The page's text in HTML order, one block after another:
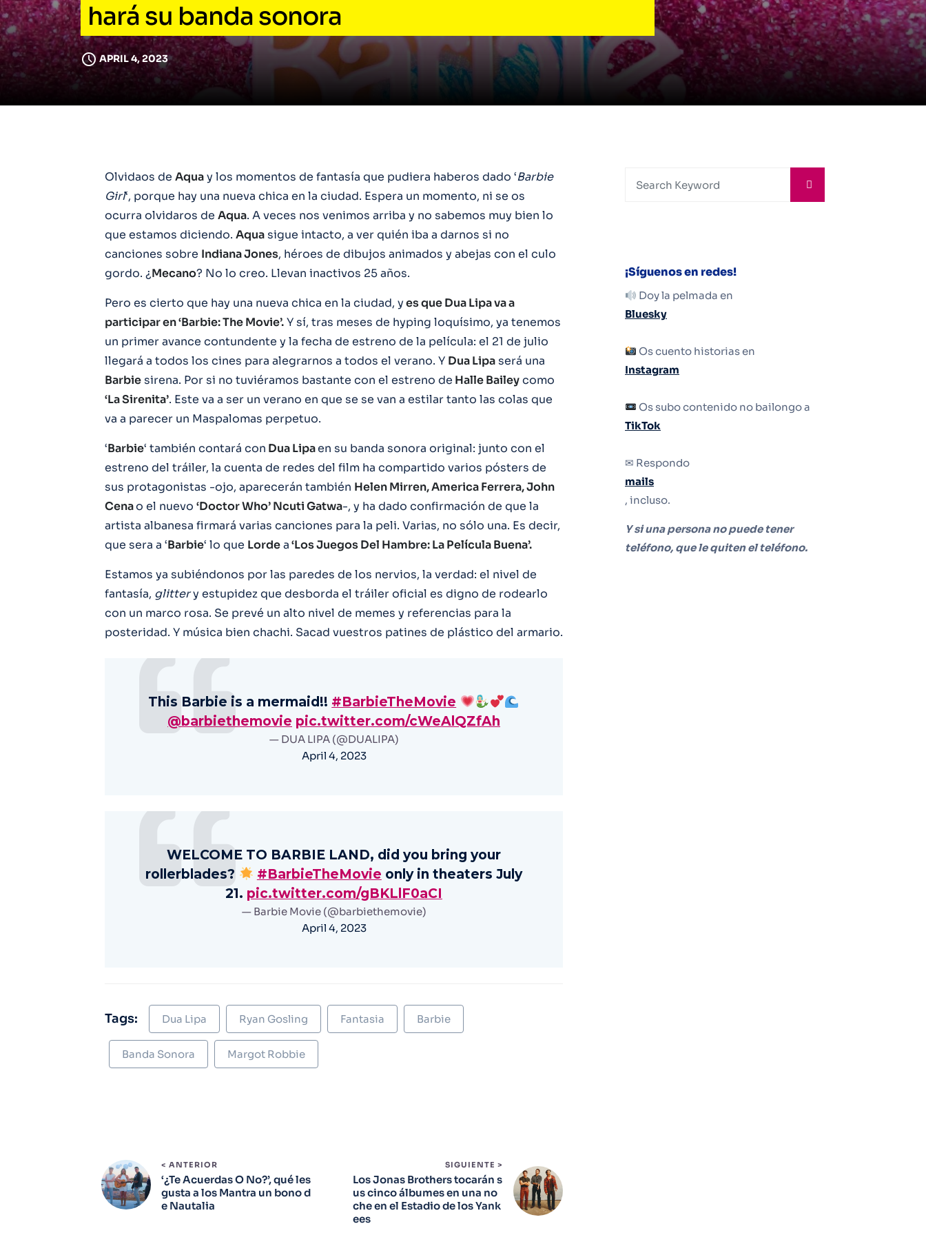
hará su banda sonora
APRIL 4, 2023
Olvidaos de Aquay los momentos de fantasía que pudiera haberos dado ‘Barbie
Girl‘, porque hay una nueva chica en la ciudad. Espera un momento, ni se os
ocurra olvidaros de Aqua. A veces nos venimos arriba y no sabemos muy bien lo
que estamos diciendo. Aquasigue intacto, a ver quién iba a darnos si no
canciones sobre Indiana Jones, héroes de dibujos animados y abejas con el culo
gordo. ¿Mecano? No lo creo. Llevan inactivos 25 años.
Pero es cierto que hay una nueva chica en la ciudad, yes que Dua Lipa va a
participar en ‘Barbie: The Movie’.Y sí, tras meses de hyping loquísimo, ya tenemos
un primer avance contundente y la fecha de estreno de la película: el 21 de julio
llegará a todos los cines para alegrarnos a todos el verano. Y Dua Lipaserá una
Barbiesirena. Por si no tuviéramos bastante con el estreno de Halle Baileycomo
‘La Sirenita’. Este va a ser un verano en que se se van a estilar tanto las colas que
va a parecer un Maspalomas perpetuo.
‘Barbie‘ también contará con Dua Lipaen su banda sonora original: junto con el
estreno del tráiler, la cuenta de redes del film ha compartido varios pósters de
sus protagonistas -ojo, aparecerán también Helen Mirren, America Ferrera, John
Cenao el nuevo ‘Doctor Who’ Ncuti Gatwa-, y ha dado confirmación de que la
artista albanesa firmará varias canciones para la peli. Varias, no sólo una. Es decir,
que sera a ‘Barbie‘ lo que Lordea‘Los Juegos Del Hambre: La Película Buena’.
Estamos ya subiéndonos por las paredes de los nervios, la verdad: el nivel de
fantasía, glittery estupidez que desborda el tráiler oficial es digno de rodearlo
con un marco rosa. Se prevé un alto nivel de memes y referencias para la
posteridad. Y música bien chachi. Sacad vuestros patines de plástico del armario.
This Barbie is a mermaid!! #BarbieTheMovie
@barbiethemovie pic.twitter.com/cWeAlQZfAh
— DUA LIPA (@DUALIPA)
April 4, 2023
WELCOME TO BARBIE LAND, did you bring your
rollerblades?
#BarbieTheMovie only in theaters July
21. pic.twitter.com/gBKLlF0aCI
— Barbie Movie (@barbiethemovie)
April 4, 2023
Tags: Dua Lipa Ryan Gosling Fantasia Barbie
Banda Sonora Margot Robbie
< ANTERIOR
‘¿Te Acuerdas O No?’, qué les
gusta a los Mantra un bono d
e Nautalia
SIGUIENTE >
Los Jonas Brothers tocarán s
us cinco álbumes en una no
che en el Estadio de los Yank
ees
¡Síguenos en redes!
Doy la pelmada en
Bluesky
Os cuento historias en
Instagram
Os subo contenido no bailongo a
TikTok
✉ Respondo
mails
, incluso.
Y si una persona no puede tener
teléfono, que le quiten el teléfono.